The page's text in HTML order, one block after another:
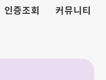
인증조회 커뮤니티